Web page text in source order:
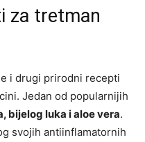
za tretman
i drugi prirodni recepti
Jedan od popularnijih
bijelog luka i aloe vera.
svojih antiinflamatornih